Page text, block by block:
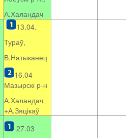
А.Халандач
13.04.
Тураў,
В.Натыканец
16.04
Мазырскі р-н
А.Халандач
+А.Зяцікаў
27.03